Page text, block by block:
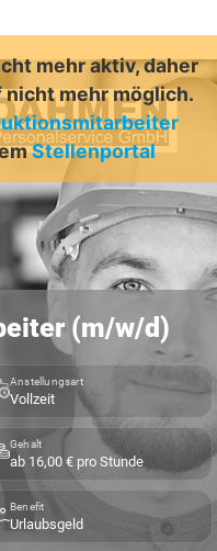
mehr aktiv, daher
mehr möglich.
Stellenportal
(m/w/d)
Anstellungsart
Vollzeit
Gehalt
ab 16,00 € pro Stunde
Benefit
Urlaubsgeld